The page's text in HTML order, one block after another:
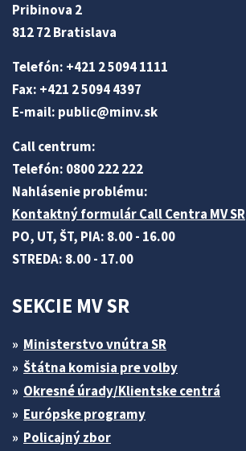
Pribinova 2
812 72 Bratislava
Telefón: +421 2 5094 1111
Fax: +421 2 5094 4397
E-mail: public@minv.sk
Call centrum:
Telefón: 0800 222 222
Nahlásenie problému:
Kontaktný formulár Call Centra MV SR
PO, UT, ŠT, PIA: 8.00 - 16.00
STREDA: 8.00 - 17.00
SEKCIE MV SR
Ministerstvo vnútra SR
Štátna komisia pre volby
Okresné úrady/Klientske centrá
Európske programy
Policajný zbor